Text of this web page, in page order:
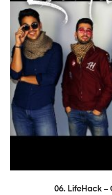
06. LifeHack –